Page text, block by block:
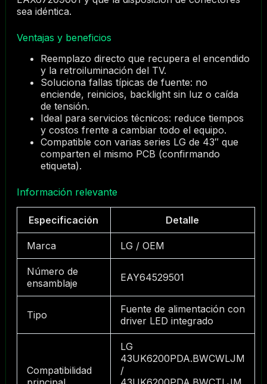
sea idéntica.
Ventajas y beneficios
Reemplazo directo que recupera el encendido
y la retroiluminación del TV.
Soluciona fallas típicas de fuente: no
enciende, reinicios, backlight sin luz o caída
de tensión.
Ideal para servicios técnicos: reduce tiempos
y costos frente a cambiar todo el equipo.
Compatible con varias series LG de 43″ que
comparten el mismo PCB (confirmando
etiqueta).
Información relevante
Especificación Detalle
Marca LG / OEM
Número de
ensamblaje
EAY64529501
Tipo
Fuente de alimentación con
driver LED integrado
Compatibilidad
LG
43UK6200PDA.BWCWLJM
/